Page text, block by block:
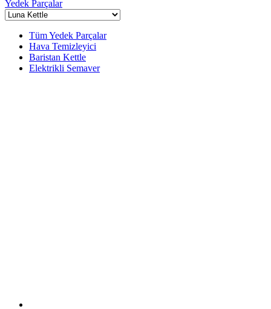
Yedek Parçalar
Tüm Yedek Parçalar
Hava Temizleyici
Baristan Kettle
Elektrikli Semaver